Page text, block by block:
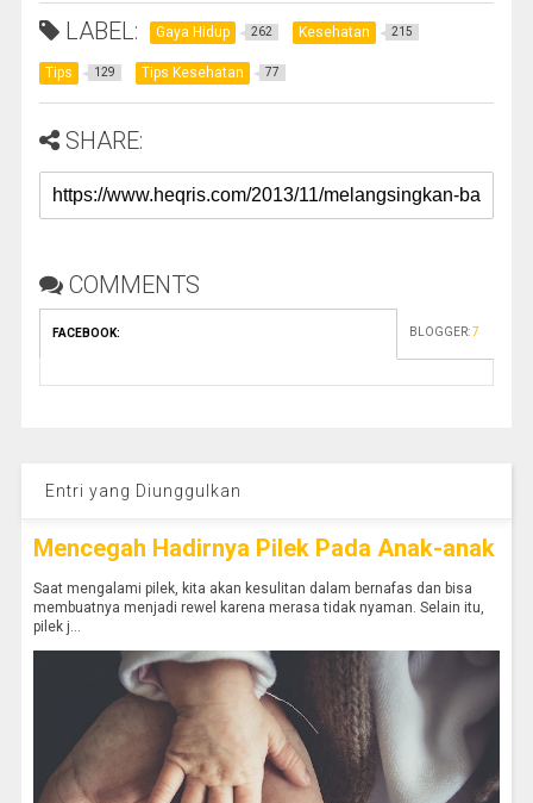
LABEL: Gaya Hidup 262 Kesehatan 215
Tips 129 Tips Kesehatan 77
SHARE:
COMMENTS
FACEBOOK: BLOGGER:7
Entri yang Diunggulkan
Mencegah Hadirnya Pilek Pada Anak-anak
Saat mengalami pilek, kita akan kesulitan dalam bernafas dan bisa
membuatnya menjadi rewel karena merasa tidak nyaman. Selain itu,
pilek j...